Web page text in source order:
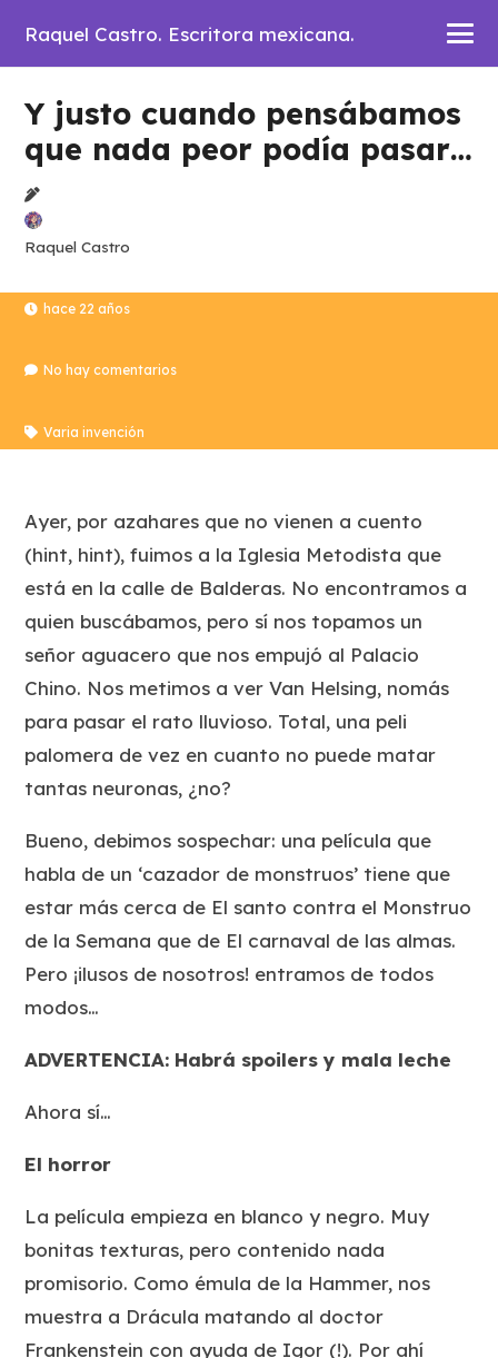
Raquel Castro. Escritora mexicana.
Y justo cuando pensábamos
que nada peor podía pasar…
Raquel Castro
hace 22 años
No hay comentarios
Varia invención
Ayer, por azahares que no vienen a cuento
(hint, hint), fuimos a la Iglesia Metodista que
está en la calle de Balderas. No encontramos a
quien buscábamos, pero sí nos topamos un
señor aguacero que nos empujó al Palacio
Chino. Nos metimos a verVan Helsing, nomás
para pasar el rato lluvioso. Total, una peli
palomera de vez en cuanto no puede matar
tantas neuronas, ¿no?
Bueno, debimos sospechar: una película que
habla de un ‘cazador de monstruos’ tiene que
estar más cerca de El santo contra el Monstruo
de la Semana que de El carnaval de las almas.
Pero ¡ilusos de nosotros! entramos de todos
modos…
ADVERTENCIA: Habrá spoilers y mala leche
Ahora sí…
El horror
La película empieza en blanco y negro. Muy
bonitas texturas, pero contenido nada
promisorio. Como émula de la Hammer, nos
muestra a Drácula matando al doctor
Frankenstein con ayuda de Igor (!). Por ahí